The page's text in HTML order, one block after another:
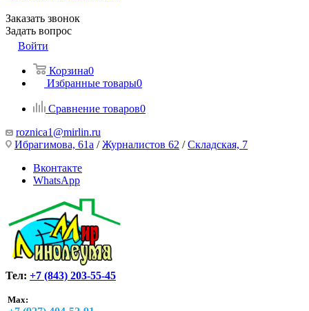
Заказать звонок
Задать вопрос
Войти
Корзина0
Избранные товары0
Сравнение товаров0
roznica1@mirlin.ru
Ибрагимова, 61а /Журналистов 62 /Складская, 7
Вконтакте
WhatsApp
Тел: +7 (843) 203-55-45
Max: